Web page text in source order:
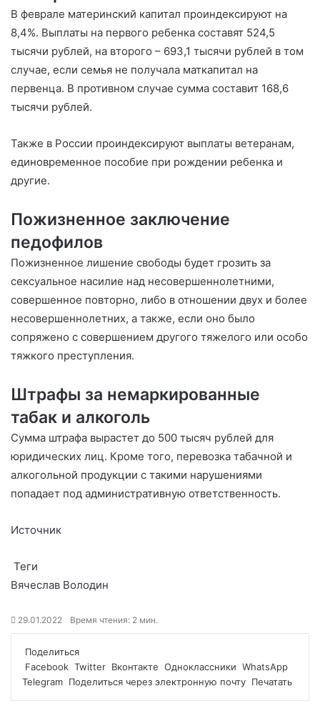
В феврале материнский капитал проиндексируют на
8,4%. Выплаты на первого ребенка составят 524,5
тысячи рублей, на второго – 693,1 тысячи рублей в том
случае, если семья не получала маткапитал на
первенца. В противном случае сумма составит 168,6
тысячи рублей.
Также в России проиндексируют выплаты ветеранам,
единовременное пособие при рождении ребенка и
другие.
Пожизненное заключение
педофилов
Пожизненное лишение свободы будет грозить за
сексуальное насилие над несовершеннолетними,
совершенное повторно, либо в отношении двух и более
несовершеннолетних, а также, если оно было
сопряжено с совершением другого тяжелого или особо
тяжкого преступления.
Штрафы за немаркированные
табак и алкоголь
Сумма штрафа вырастет до 500 тысяч рублей для
юридических лиц. Кроме того, перевозка табачной и
алкогольной продукции с такими нарушениями
попадает под административную ответственность.
Источник
Теги
Вячеслав Володин
29.01.2022 Время чтения: 2 мин.
Поделиться
Facebook Twitter Вконтакте Одноклассники WhatsApp
Telegram Поделиться через электронную почту Печатать